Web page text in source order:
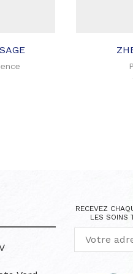
RECEVEZ
LES SOINS